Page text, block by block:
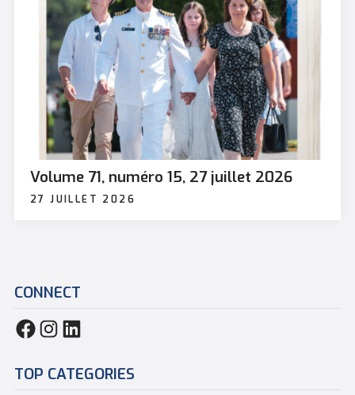
Volume 71, numéro 15, 27 juillet 2026
27 JUILLET 2026
CONNECT
TOP CATEGORIES